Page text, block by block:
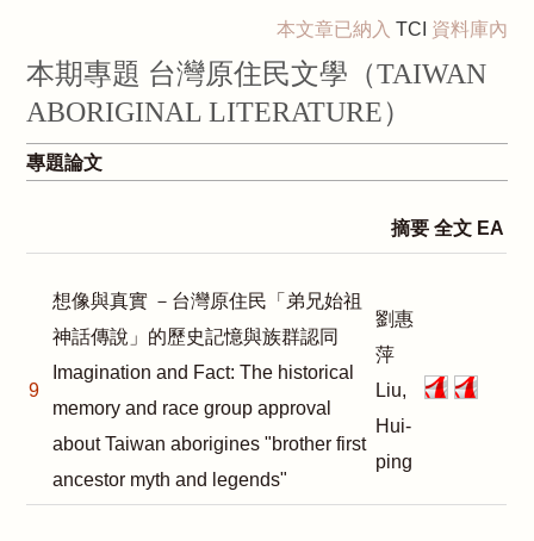
本文章已納入 TCI 資料庫內
本期專題 台灣原住民文學（TAIWAN
ABORIGINAL LITERATURE）
專題論文
摘要 全文 EA
9
想像與真實 －台灣原住民「弟兄始祖
神話傳說」的歷史記憶與族群認同
Imagination and Fact: The historical
memory and race group approval
about Taiwan aborigines "brother first
ancestor myth and legends"
劉惠
萍
Liu,
Hui-
ping